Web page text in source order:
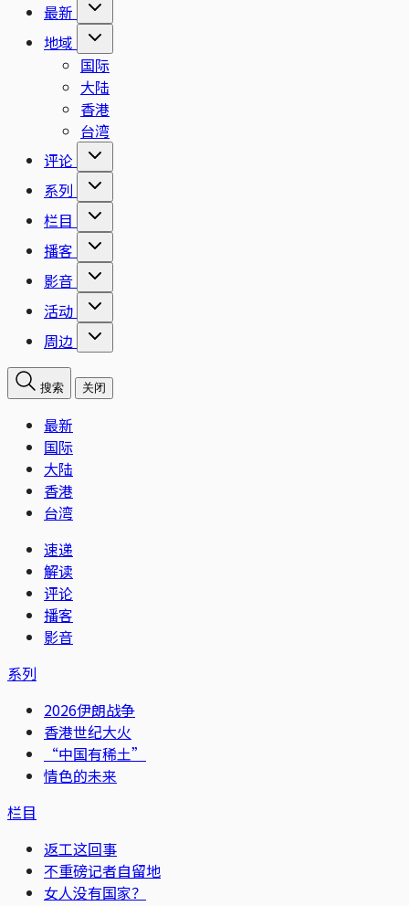
最新
地域
国际
大陆
香港
台湾
评论
系列
栏目
播客
影音
活动
周边
搜索 关闭
最新
国际
大陆
香港
台湾
速递
解读
评论
播客
影音
系列
2026伊朗战争
香港世纪大火
“中国有稀土”
情色的未来
栏目
返工这回事
不重磅记者自留地
女人没有国家？